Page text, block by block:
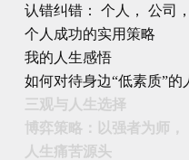
认错纠错： 个人， 公司
个人成功的实用策略
我的人生感悟
如何对待身边“低素质”的
三观与人生选择
博弈策略：以强者为师，
人生痛苦源头